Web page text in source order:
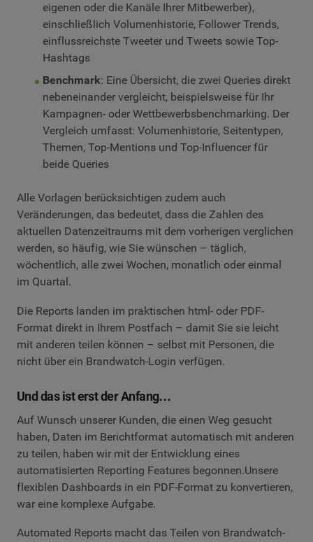
eigenen oder die Kanäle Ihrer Mitbewerber),
einschließlich Volumenhistorie, Follower Trends,
einflussreichste Tweeter und Tweets sowie Top-
Hashtags
Benchmark: Eine Übersicht, die zwei Queries direkt
nebeneinander vergleicht, beispielsweise für Ihr
Kampagnen- oder Wettbewerbsbenchmarking. Der
Vergleich umfasst: Volumenhistorie, Seitentypen,
Themen, Top-Mentions und Top-Influencer für
beide Queries
Alle Vorlagen berücksichtigen zudem auch
Veränderungen, das bedeutet, dass die Zahlen des
aktuellen Datenzeitraums mit dem vorherigen verglichen
werden, so häufig, wie Sie wünschen – täglich,
wöchentlich, alle zwei Wochen, monatlich oder einmal
im Quartal.
Die Reports landen im praktischen html- oder PDF-
Format direkt in Ihrem Postfach – damit Sie sie leicht
mit anderen teilen können – selbst mit Personen, die
nicht über ein Brandwatch-Login verfügen.
Und das ist erst der Anfang…
Auf Wunsch unserer Kunden, die einen Weg gesucht
haben, Daten im Berichtformat automatisch mit anderen
zu teilen, haben wir mit der Entwicklung eines
automatisierten Reporting Features begonnen.Unsere
flexiblen Dashboards in ein PDF-Format zu konvertieren,
war eine komplexe Aufgabe.
Automated Reports macht das Teilen von Brandwatch-